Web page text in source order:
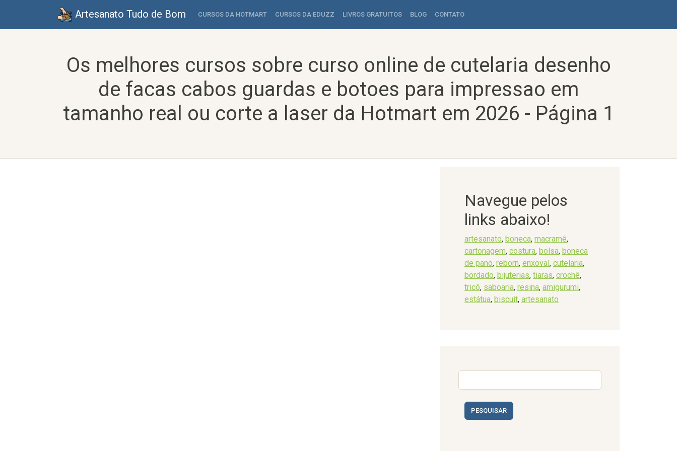
Artesanato Tudo de Bom CURSOS DA HOTMART CURSOS DA EDUZZ LIVROS GRATUITOS BLOG CONTATO
Os melhores cursos sobre curso online de cutelaria desenho
de facas cabos guardas e botoes para impressao em
tamanho real ou corte a laser da Hotmart em 2026 - Página 1
Navegue pelos
links abaixo!
artesanato, boneca, macramê,
cartonagem, costura, bolsa, boneca
de pano, reborn, enxoval, cutelaria,
bordado, bijuterias, tiaras, crochê,
tricô, saboaria, resina, amigurumi,
estátua, biscuit, artesanato
PESQUISAR